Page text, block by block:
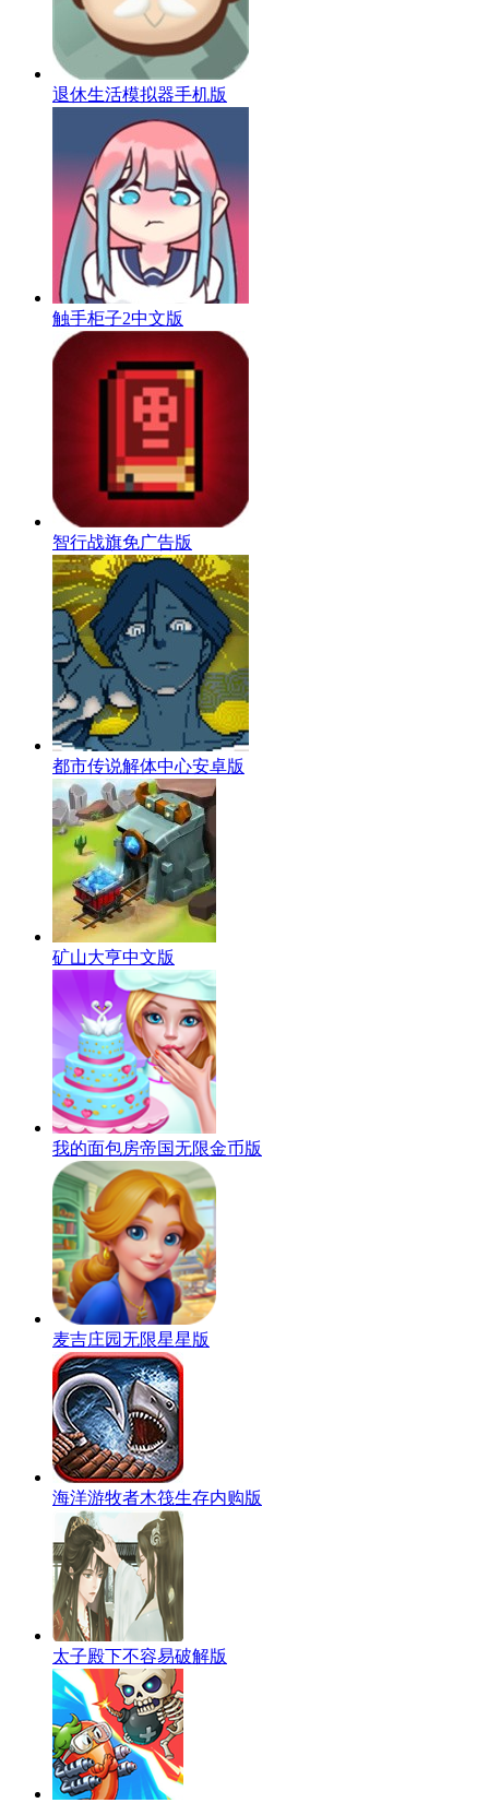
退休生活模拟器手机版
触手柜子2中文版
智行战旗免广告版
都市传说解体中心安卓版
矿山大亨中文版
我的面包房帝国无限金币版
麦吉庄园无限星星版
海洋游牧者木筏生存内购版
太子殿下不容易破解版